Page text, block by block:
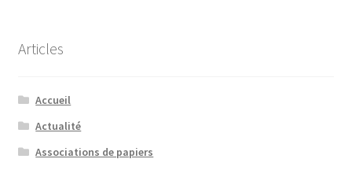
Articles
Accueil
Actualité
Associations de papiers